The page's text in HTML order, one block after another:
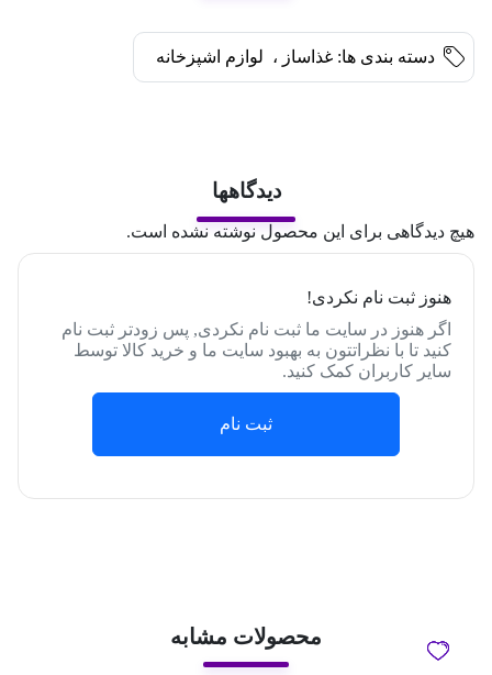
دسته بندی ها: غذاساز لوازم اشپزخانه
دیدگاهها
هیچ دیدگاهی برای این محصول نوشته نشده است.
هنوز ثبت نام نکردی!
اگر هنوز در سایت ما ثبت نام نکردی, پس زودتر ثبت نام
کنید تا با نظراتتون به بهبود سایت ما و خرید کالا توسط
سایر کاربران کمک کنید.
ثبت نام
محصولات مشابه